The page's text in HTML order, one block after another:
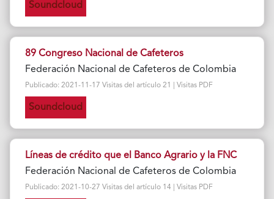
Soundcloud
89 Congreso Nacional de Cafeteros
Federación Nacional de Cafeteros de Colombia
Publicado: 2021-11-17 Visitas del artículo 21 | Visitas PDF
Soundcloud
Líneas de crédito que el Banco Agrario y la FNC
Federación Nacional de Cafeteros de Colombia
Publicado: 2021-10-27 Visitas del artículo 14 | Visitas PDF